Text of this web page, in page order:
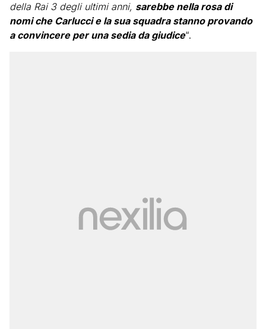
della Rai 3 degli ultimi anni, sarebbe nella rosa di
nomi che Carlucci e la sua squadra stanno provando
a convincere per una sedia da giudice“.